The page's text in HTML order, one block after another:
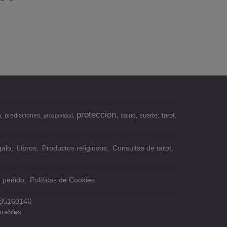
predicciones prosperidad proteccion salud suerte tarot
Libros Productos religiosos
Consultas de tarot
pedido Políticas de Cookies